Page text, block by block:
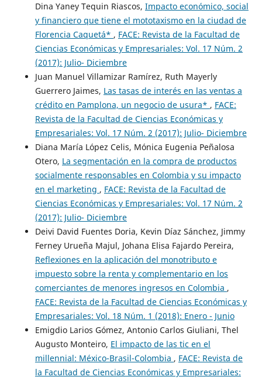
Dina Yaney Tequin Riascos, Impacto económico, social
y financiero que tiene el mototaxismo en la ciudad de
Florencia Caquetá* , FACE: Revista de la Facultad de
Ciencias Económicas y Empresariales: Vol. 17 Núm. 2
(2017): Julio- Diciembre
Juan Manuel Villamizar Ramírez, Ruth Mayerly
Guerrero Jaimes, Las tasas de interés en las ventas a
crédito en Pamplona, un negocio de usura* , FACE:
Revista de la Facultad de Ciencias Económicas y
Empresariales: Vol. 17 Núm. 2 (2017): Julio- Diciembre
Diana María López Celis, Mónica Eugenia Peñalosa
Otero, La segmentación en la compra de productos
socialmente responsables en Colombia y su impacto
en el marketing , FACE: Revista de la Facultad de
Ciencias Económicas y Empresariales: Vol. 17 Núm. 2
(2017): Julio- Diciembre
Deivi David Fuentes Doria, Kevin Díaz Sánchez, Jimmy
Ferney Urueña Majul, Johana Elisa Fajardo Pereira,
Reflexiones en la aplicación del monotributo e
impuesto sobre la renta y complementario en los
comerciantes de menores ingresos en Colombia ,
FACE: Revista de la Facultad de Ciencias Económicas y
Empresariales: Vol. 18 Núm. 1 (2018): Enero - Junio
Emigdio Larios Gómez, Antonio Carlos Giuliani, Thel
Augusto Monteiro, El impacto de las tic en el
millennial: México-Brasil-Colombia , FACE: Revista de
la Facultad de Ciencias Económicas y Empresariales: